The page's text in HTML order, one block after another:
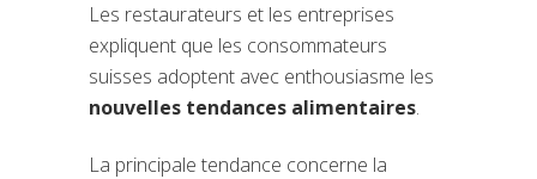
Les restaurateurs et les entreprises
expliquent que les consommateurs
suisses adoptent avec enthousiasme les
nouvelles tendances alimentaires.
La principale tendance concerne la